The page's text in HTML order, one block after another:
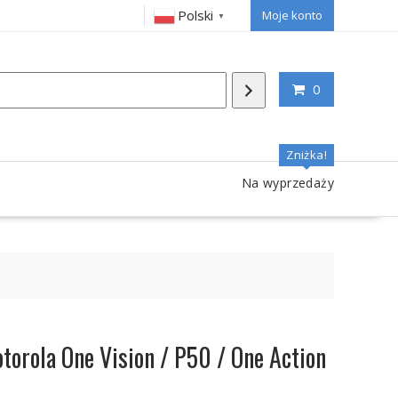
Polski ▼ Moje konto
0
Zniżka!
Na wyprzedaży
One Vision / P50 / One Action